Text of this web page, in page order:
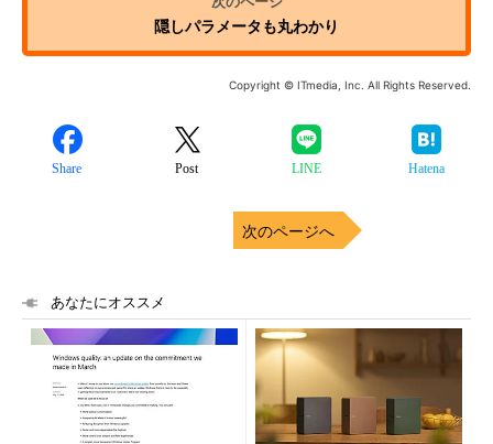
隠しパラメータも丸わかり
Copyright © ITmedia, Inc. All Rights Reserved.
Share Post LINE Hatena
次のページへ
あなたにオススメ